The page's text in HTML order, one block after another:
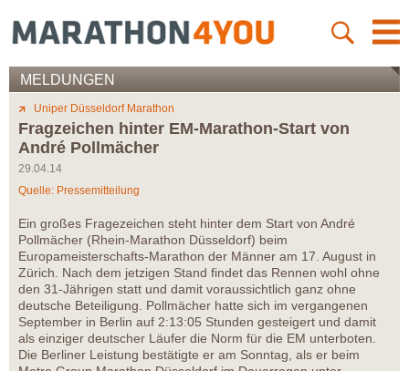
MELDUNGEN
Uniper Düsseldorf Marathon
Fragzeichen hinter EM-Marathon-Start von
André Pollmächer
29.04.14
Quelle: Pressemitteilung
Ein großes Fragezeichen steht hinter dem Start von André
Pollmächer (Rhein-Marathon Düsseldorf) beim
Europameisterschafts-Marathon der Männer am 17. August in
Zürich. Nach dem jetzigen Stand findet das Rennen wohl ohne
den 31-Jährigen statt und damit voraussichtlich ganz ohne
deutsche Beteiligung. Pollmächer hatte sich im vergangenen
September in Berlin auf 2:13:05 Stunden gesteigert und damit
als einziger deutscher Läufer die Norm für die EM unterboten.
Die Berliner Leistung bestätigte er am Sonntag, als er beim